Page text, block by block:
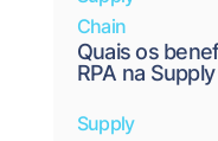
Chain
Quais os
RPA na
Supply